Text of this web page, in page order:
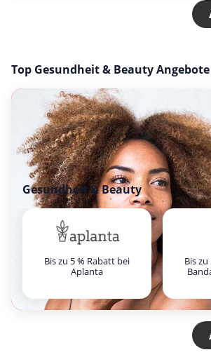
Top Gesundheit & Beauty Angebote
Gesundheit & Beauty
Bis zu 5 % Rabatt bei
Aplanta
Bis